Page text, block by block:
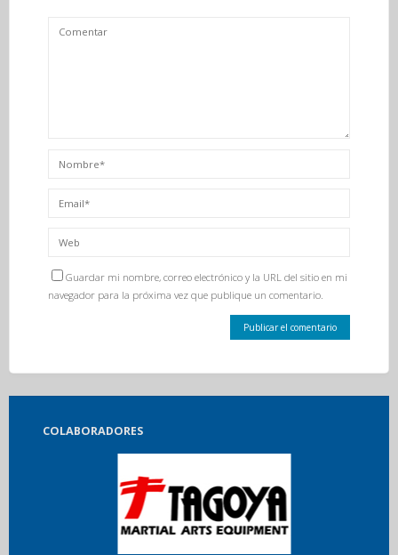
Guardar mi nombre, correo electrónico y la URL del sitio en mi
navegador para la próxima vez que publique un comentario.
COLABORADORES